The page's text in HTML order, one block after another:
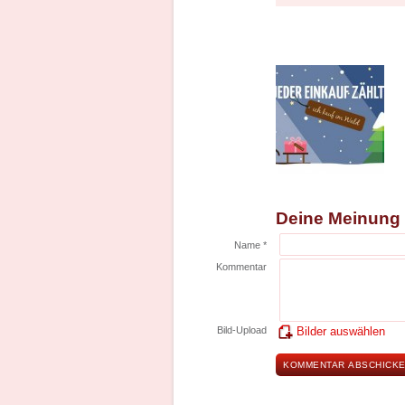
Deine Meinung
Name *
Kommentar
Bild-Upload Bilder auswählen